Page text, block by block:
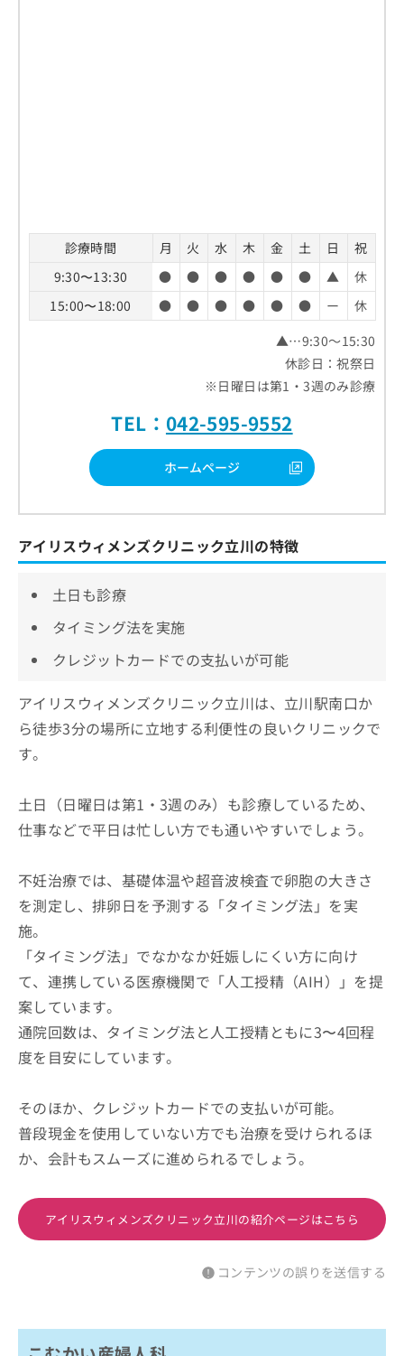
診療時間 月 火 水 木 金 土 日
祝
9:30〜13:30
● ● ● ● ● ● ▲
休
15:00〜18:00
● ● ● ● ● ● ー
休
▲…9:30～15:30
休診日：祝祭日
※日曜日は第1・3週のみ診療
TEL： 042-595-9552
ホームページ
アイリスウィメンズクリニック立川の特徴
土日も診療
タイミング法を実施
クレジットカードでの支払いが可能
アイリスウィメンズクリニック立川は、立川駅南口か
ら徒歩3分の場所に立地する利便性の良いクリニックで
す。
土日（日曜日は第1・3週のみ）も診療しているため、
仕事などで平日は忙しい方でも通いやすいでしょう。
不妊治療では、基礎体温や超音波検査で卵胞の大きさ
を測定し、排卵日を予測する「タイミング法」を実
施。
「タイミング法」でなかなか妊娠しにくい方に向け
て、連携している医療機関で「人工授精（AIH）」を提
案しています。
通院回数は、タイミング法と人工授精ともに3〜4回程
度を目安にしています。
そのほか、クレジットカードでの支払いが可能。
普段現金を使用していない方でも治療を受けられるほ
か、会計もスムーズに進められるでしょう。
アイリスウィメンズクリニック立川の紹介ページはこちら
コンテンツの誤りを送信する